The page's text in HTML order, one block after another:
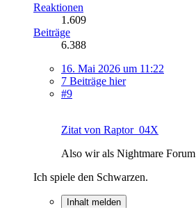
Reaktionen
1.609
Beiträge
6.388
16. Mai 2026 um 11:22
7 Beiträge hier
#9
Zitat von Raptor_04X
Also wir als Nightmare Forum
Ich spiele den Schwarzen.
Inhalt melden